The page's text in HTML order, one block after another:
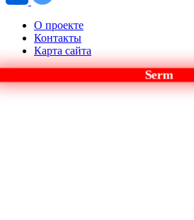
О проекте
Контакты
Карта сайта
Serm